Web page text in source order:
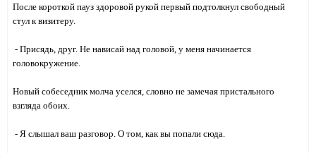
После короткой пауз здоровой рукой первый подтолкнул свободный
стул к визитеру.
- Присядь, друг. Не нависай над головой, у меня начинается
головокружение.
Новый собеседник молча уселся, словно не замечая пристального
взгляда обоих.
- Я слышал ваш разговор. О том, как вы попали сюда.